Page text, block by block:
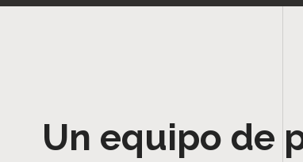
Un equipo de